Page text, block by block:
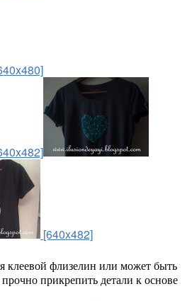
[640x482]
клеевой флизелин или может быть
прикрепить детали к основе